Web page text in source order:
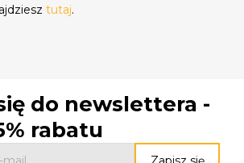
tutaj.
do newslettera -
rabatu